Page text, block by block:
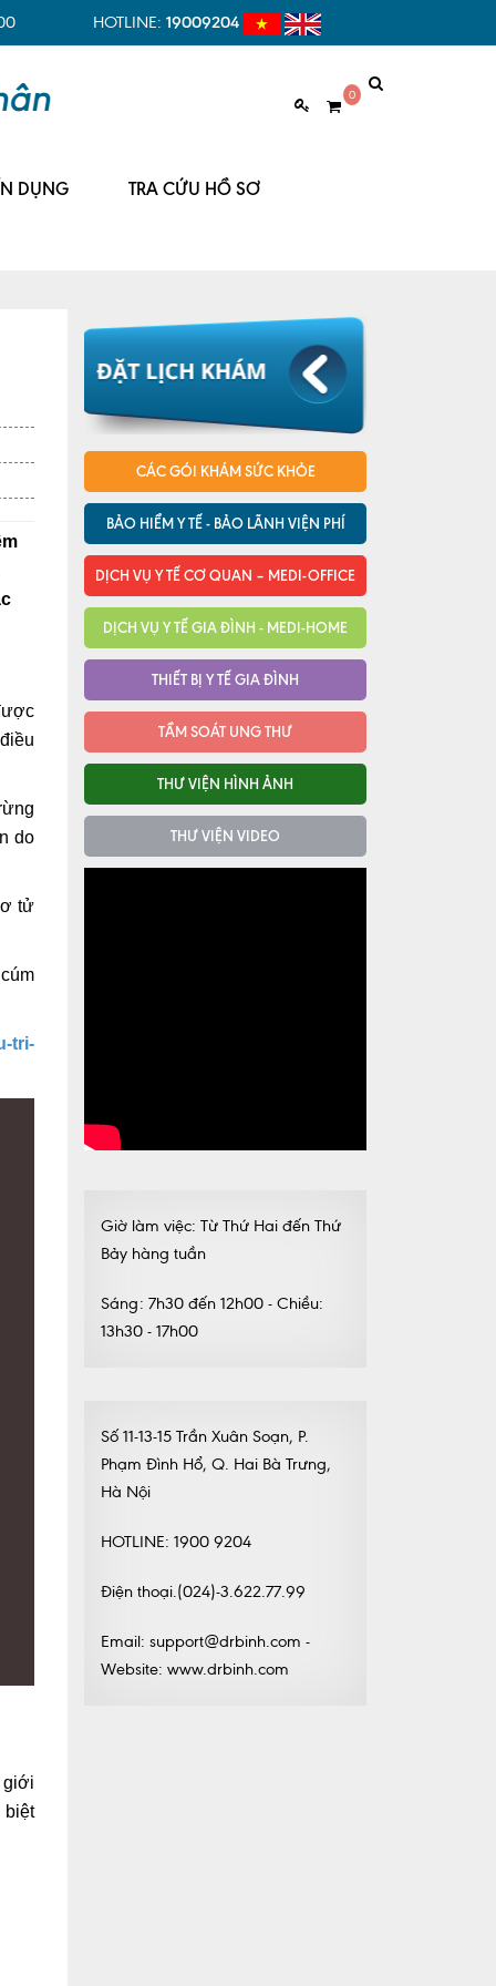
HOTLINE: 19009204
0
DỤNG TRA CỨU HỒ SƠ
do
tử
tri-
giới
biệt
CÁC GÓI KHÁM SỨC KHỎE
BẢO HIỂM Y TẾ - BẢO LÃNH VIỆN PHÍ
DỊCH VỤ Y TẾ CƠ QUAN – MEDI-OFFICE
DỊCH VỤ Y TẾ GIA ĐÌNH - MEDI-HOME
THIẾT BỊ Y TẾ GIA ĐÌNH
TẦM SOÁT UNG THƯ
THƯ VIỆN HÌNH ẢNH
THƯ VIỆN VIDEO
Giờ làm việc: Từ Thứ Hai đến Thứ
Bảy hàng tuần
Sáng: 7h30 đến 12h00 - Chiều:
13h30 - 17h00
Số 11-13-15 Trần Xuân Soạn, P.
Phạm Đình Hổ, Q. Hai Bà Trưng,
Hà Nội
HOTLINE: 1900 9204
Điện thoại.(024)-3.622.77.99
Email: support@drbinh.com -
Website: www.drbinh.com